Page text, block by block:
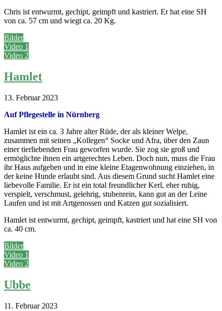
Chris ist entwurmt, gechipt, geimpft und kastriert. Er hat eine SH
von ca. 57 cm und wiegt ca. 20 Kg.
Bilder
Video 1
Video 2
Hamlet
13. Februar 2023
Auf Pflegestelle in Nürnberg
Hamlet ist ein ca. 3 Jahre alter Rüde, der als kleiner Welpe,
zusammen mit seinen „Kollegen“ Socke und Afra, über den Zaun
einer tierliebenden Frau geworfen wurde. Sie zog sie groß und
ermöglichte ihnen ein artgerechtes Leben. Doch nun, muss die Frau
ihr Haus aufgeben und in eine kleine Etagenwohnung einziehen, in
der keine Hunde erlaubt sind. Aus diesem Grund sucht Hamlet eine
liebevolle Familie. Er ist ein total freundlicher Kerl, eher ruhig,
verspielt, verschmust, gelehrig, stubenrein, kann gut an der Leine
Laufen und ist mit Artgenossen und Katzen gut sozialisiert.
Hamlet ist entwurmt, gechipt, geimpft, kastriert und hat eine SH von
ca. 40 cm.
Bilder
Video 1
Video 2
Ubbe
11. Februar 2023